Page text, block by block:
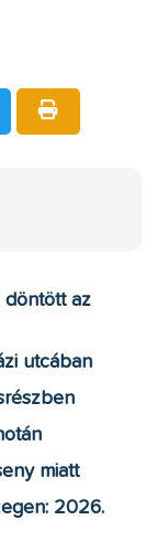
döntött az
utcában
miatt
2026.